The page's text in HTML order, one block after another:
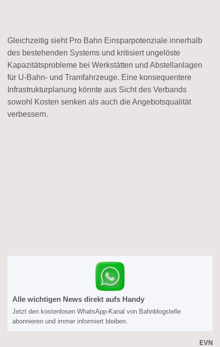
Gleichzeitig sieht Pro Bahn Einsparpotenziale innerhalb
des bestehenden Systems und kritisiert ungelöste
Kapazitätsprobleme bei Werkstätten und Abstellanlagen
für U-Bahn- und Tramfahrzeuge. Eine konsequentere
Infrastrukturplanung könnte aus Sicht des Verbands
sowohl Kosten senken als auch die Angebotsqualität
verbessern.
Alle wichtigen News direkt aufs Handy
Jetzt den kostenlosen WhatsApp-Kanal von Bahnblogstelle
abonnieren und immer informiert bleiben.
EVN